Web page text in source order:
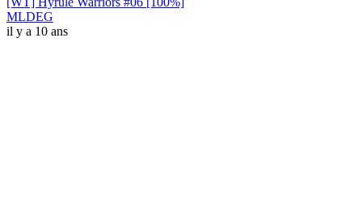
MLDEG
il y a 10 ans